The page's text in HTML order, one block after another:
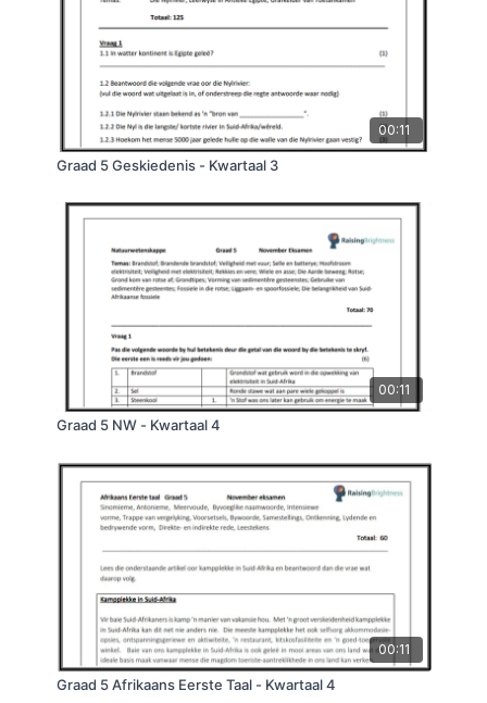
00:11
Graad 5 Geskiedenis - Kwartaal 3
00:11
Graad 5 NW - Kwartaal 4
00:11
Graad 5 Afrikaans Eerste Taal - Kwartaal 4